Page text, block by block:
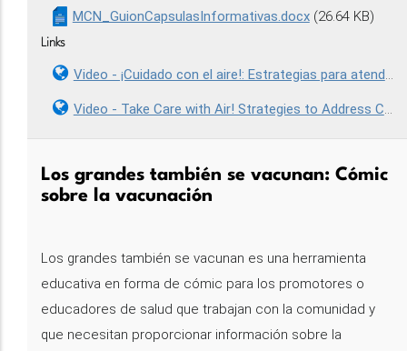
MCN_GuionCapsulasInformativas.docx (26.64 KB)
Links
Video - ¡Cuidado con el aire!: Estrategias para atender la salud respiratoria comunitaria y ocupacional
Video - Take Care with Air! Strategies to Address Community and Occupational Respiratory Health
Los grandes también se vacunan: Cómic
sobre la vacunación
Los grandes también se vacunan es una herramienta
educativa en forma de cómic para los promotores o
educadores de salud que trabajan con la comunidad y
que necesitan proporcionar información sobre la